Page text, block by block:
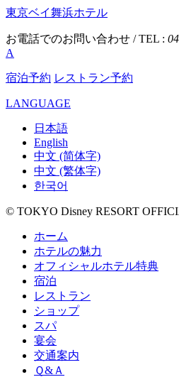
東京ベイ舞浜ホテル
お電話でのお問い合わせ / TEL :
A
宿泊予約 レストラン予約
LANGUAGE
日本語
English
中文 (简体字)
中文 (繁体字)
한국어
© TOKYO Disney RESORT
ホーム
ホテルの魅力
オフィシャルホテル特典
宿泊
レストラン
ショップ
スパ
宴会
交通案内
Ｑ&Ａ